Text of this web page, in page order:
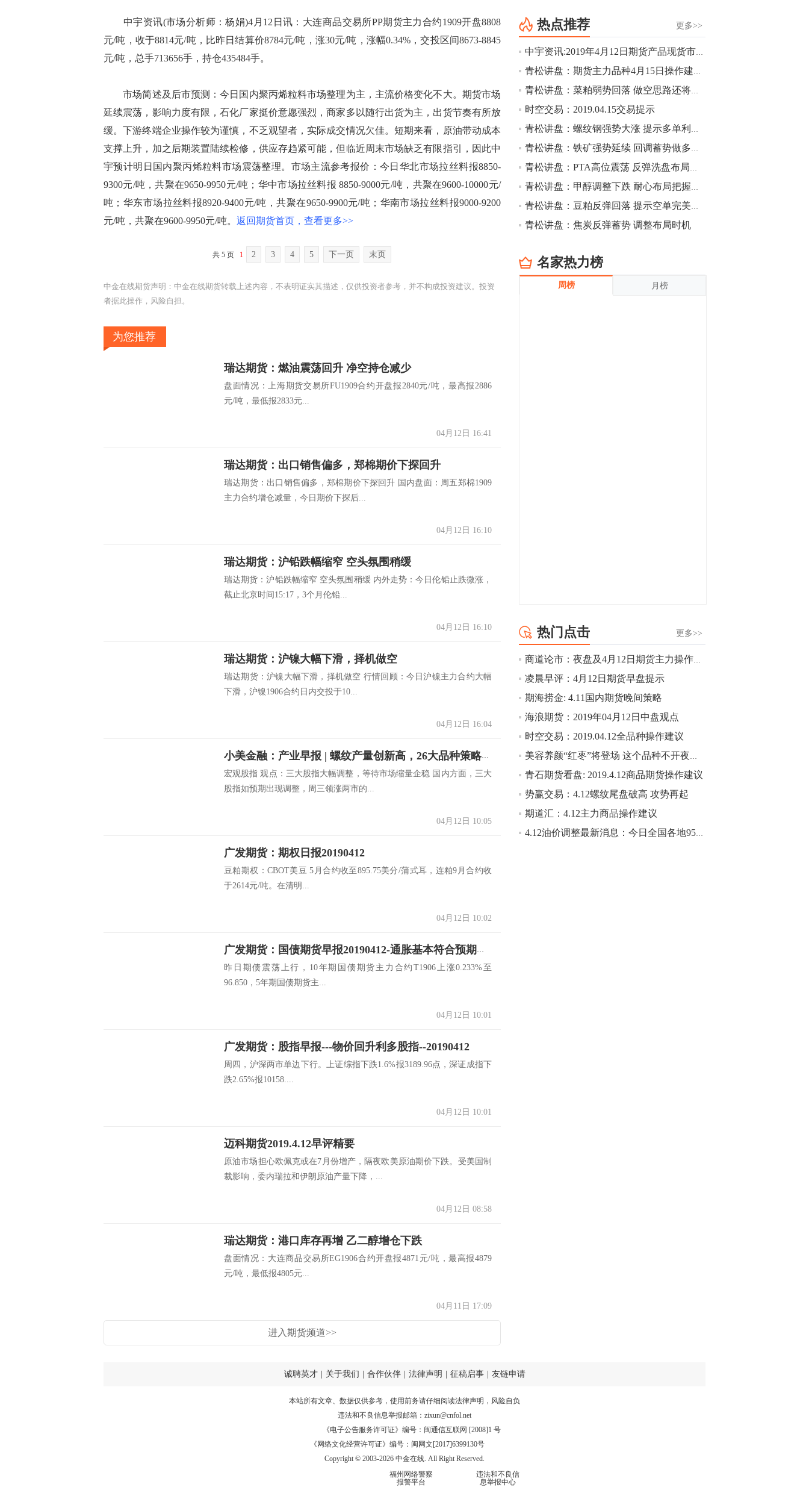
中宇资讯(市场分析师：杨娟)4月12日讯：大连商品交易所PP期货主力合约1909开盘8808
元/吨，收于8814元/吨，比昨日结算价8784元/吨，涨30元/吨，涨幅0.34%，交投区间8673-8845
元/吨，总手713656手，持仓435484手。
市场简述及后市预测：今日国内聚丙烯粒料市场整理为主，主流价格变化不大。期货市场
延续震荡，影响力度有限，石化厂家挺价意愿强烈，商家多以随行出货为主，出货节奏有所放
缓。下游终端企业操作较为谨慎，不乏观望者，实际成交情况欠佳。短期来看，原油带动成本
支撑上升，加之后期装置陆续检修，供应存趋紧可能，但临近周末市场缺乏有限指引，因此中
宇预计明日国内聚丙烯粒料市场震荡整理。市场主流参考报价：今日华北市场拉丝料报8850-
9300元/吨，共聚在9650-9950元/吨；华中市场拉丝料报 8850-9000元/吨，共聚在9600-10000元/
吨；华东市场拉丝料报8920-9400元/吨，共聚在9650-9900元/吨；华南市场拉丝料报9000-9200
元/吨，共聚在9600-9950元/吨。 返回期货首页，查看更多>>
共 5 页 1 2 3 4 5 下一页 末页
中金在线期货声明：中金在线期货转载上述内容，不表明证实其描述，仅供投资者参考，并不构成投资建议。投资
者据此操作，风险自担。
为您推荐
瑞达期货：燃油震荡回升 净空持仓减少
盘面情况：上海期货交易所FU1909合约开盘报2840元/吨，最高报2886
元/吨，最低报2833元...
04月12日 16:41
瑞达期货：出口销售偏多，郑棉期价下探回升
瑞达期货：出口销售偏多，郑棉期价下探回升 国内盘面：周五郑棉1909
主力合约增仓减量，今日期价下探后...
04月12日 16:10
瑞达期货：沪铅跌幅缩窄 空头氛围稍缓
瑞达期货：沪铅跌幅缩窄 空头氛围稍缓 内外走势：今日伦铅止跌微涨，
截止北京时间15:17，3个月伦铅...
04月12日 16:10
瑞达期货：沪镍大幅下滑，择机做空
瑞达期货：沪镍大幅下滑，择机做空 行情回顾：今日沪镍主力合约大幅
下滑，沪镍1906合约日内交投于10...
04月12日 16:04
小美金融：产业早报 | 螺纹产量创新高，26大品种策略早知道
宏观股指 观点：三大股指大幅调整，等待市场缩量企稳 国内方面，三大
股指如预期出现调整，周三领涨两市的...
04月12日 10:05
广发期货：期权日报20190412
豆粕期权：CBOT美豆 5月合约收至895.75美分/蒲式耳，连粕9月合约收
于2614元/吨。在清明...
04月12日 10:02
广发期货：国债期货早报20190412-通胀基本符合预期，期债震荡小幅上行
昨日期债震荡上行，10年期国债期货主力合约T1906上涨0.233%至
96.850，5年期国债期货主...
04月12日 10:01
广发期货：股指早报---物价回升利多股指--20190412
周四，沪深两市单边下行。上证综指下跌1.6%报3189.96点，深证成指下
跌2.65%报10158....
04月12日 10:01
迈科期货2019.4.12早评精要
原油市场担心欧佩克或在7月份增产，隔夜欧美原油期价下跌。受美国制
裁影响，委内瑞拉和伊朗原油产量下降，...
04月12日 08:58
瑞达期货：港口库存再增 乙二醇增仓下跌
盘面情况：大连商品交易所EG1906合约开盘报4871元/吨，最高报4879
元/吨，最低报4805元...
04月11日 17:09
进入期货频道>>
跌幅达6%，报689.5元/吨，刷新近两个月
低位。
14:20
方正有色研究团队：高度重视贵金属的阶
段性机会。自年初以来沪金上涨16.93%，
立涨势，白银将开启补涨，且涨幅超过黄
金，金银比有望高位回归。
13:55
豆二期货主力合约涨停，涨幅达3.98%，报
CBOT大豆期货市场上涨，11月期约收高
影响，夜盘连粕高位窄幅震荡，建议短线
操作为主。 ...
13:54
8月5日消息，内外盘贵金属强劲走升，沪
金主力合约涨停，涨幅3.99%，报334.00
幅扩大至4.4%。
10:43
【行情】芝加哥11月大豆期货跌0.4%，12
月玉米期货跌1%。
10:43
【行情】油脂油料期货表现抢眼，豆二期
2.5%，棕榈油涨近2%，菜粕涨1.54%。
10:17
【研报精选】国内期货机构对8月5日的原
油期货走势预测
更多>>
热点推荐
中宇资讯:2019年4月12日期货产品现货市场分析
青松讲盘：期货主力品种4月15日操作建议【重大布局】
青松讲盘：菜粕弱势回落 做空思路还将下行
时空交易：2019.04.15交易提示
青松讲盘：螺纹钢强势大涨 提示多单利润滚滚
青松讲盘：铁矿强势延续 回调蓄势做多思路
青松讲盘：PTA高位震荡 反弹洗盘布局时机
青松讲盘：甲醇调整下跌 耐心布局把握时机
青松讲盘：豆粕反弹回落 提示空单完美获利
青松讲盘：焦炭反弹蓄势 调整布局时机
名家热力榜
周榜 月榜
更多>>
热门点击
商道论市：夜盘及4月12日期货主力操作策略
凌晨早评：4月12日期货早盘提示
期海捞金: 4.11国内期货晚间策略
海浪期货：2019年04月12日中盘观点
时空交易：2019.04.12全品种操作建议
美容养颜“红枣”将登场 这个品种不开夜盘？
青石期货看盘: 2019.4.12商品期货操作建议
势赢交易：4.12螺纹尾盘破高 攻势再起
期道汇：4.12主力商品操作建议
4.12油价调整最新消息：今日全国各地95号汽油价格查询一览
诚聘英才 关于我们 合作伙伴 法律声明 征稿启事 友链申请
本站所有文章、数据仅供参考，使用前务请仔细阅读法律声明 ，风险自负
违法和不良信息举报邮箱： zixun@cnfol.net
《电子公告服务许可证》编号：闽通信互联网 [2008]1 号
《网络文化经营许可证》编号：闽网文[2017]6399130号
Copyright © 2003-2026 中金在线. All Right Reserved.
福州网络警察
报警平台
违法和不良信
息举报中心